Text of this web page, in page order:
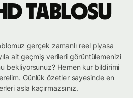
tablosu
gerçek zamanlı reel piyasa
ait geçmiş verileri görüntülemenizi
bekliyorsunuz? Hemen kur bildirimi
Günlük özetler sayesinde en
asla kaçırmazsınız.